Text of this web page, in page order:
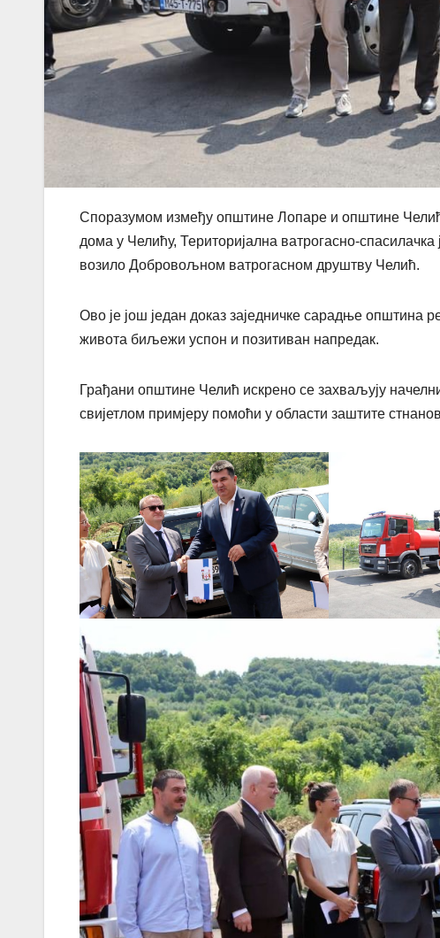
Споразумом између општине Лопаре и општине
дома у Челићу, Територијална ватрогасно-
возило Добровољном ватрогасном друштву Челић.
Ово је још један доказ заједничке сарадње општина
живота биљежи успон и позитиван напредак.
Грађани општине Челић искрено се захваљују
свијетлом примјеру помоћи у области заштите